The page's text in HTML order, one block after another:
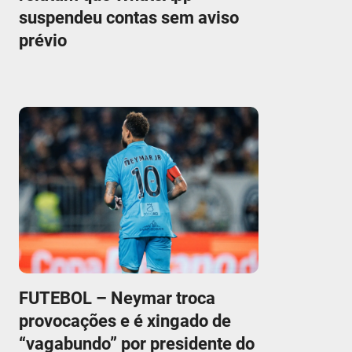
suspendeu contas sem aviso
prévio
FUTEBOL – Neymar troca
provocações e é xingado de
“vagabundo” por presidente do